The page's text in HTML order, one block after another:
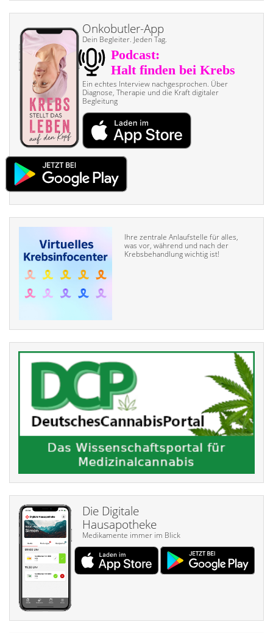
Onkobutler-App
Dein Begleiter. Jeden Tag.
Ein echtes Interview nach­gesprochen. Über
Diagnose, Therapie und die Kraft digitaler
Begleitung
Ihre zentrale Anlaufstelle für alles,
was vor, während und nach der
Krebsbehandlung wichtig ist!
Die Digitale
Hausapotheke
Medikamente immer im Blick